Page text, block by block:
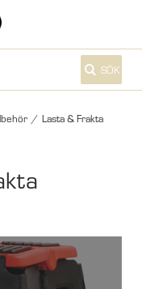
SÖK
/ Lasta & Frakta